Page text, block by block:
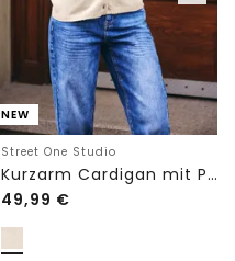
NEW
Street One Studio
Kurzarm Cardigan mit Polokragen
49,99 €